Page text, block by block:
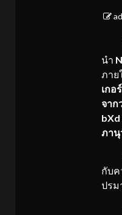
ไม่
นำ
ภาย
เกอ
จาก
bXd
ภา
ด้า
กับค
ปรม
เปิ